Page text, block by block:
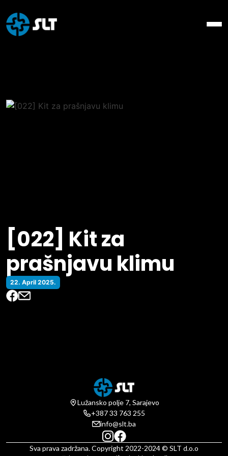
[022] Kit za
prašnjavu klimu
22. April 2025.
Lužansko polje 7, Sarajevo
+387 33 763 255
info@slt.ba
Sva prava zadržana. Copyright 2022-2024 © SLT d.o.o